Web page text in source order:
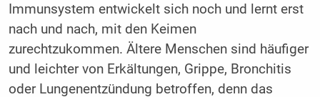
Immunsystem entwickelt sich noch und lernt erst
nach und nach, mit den Keimen
zurechtzukommen. Ältere Menschen sind häufiger
und leichter von Erkältungen, Grippe, Bronchitis
oder Lungenentzündung betroffen, denn das